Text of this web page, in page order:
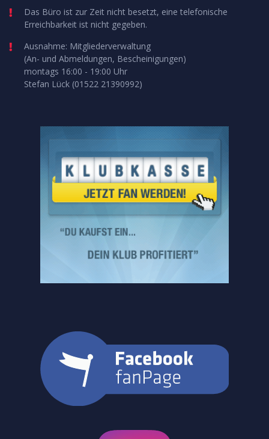
Das Büro ist zur Zeit nicht besetzt, eine telefonische
Erreichbarkeit ist nicht gegeben.
Ausnahme: Mitgliederverwaltung
(An- und Abmeldungen, Bescheinigungen)
montags 16:00 - 19:00 Uhr
Stefan Lück (01522 21390992)